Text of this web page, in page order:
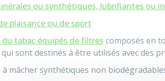
ou synthétiques, lubrifiantes ou
plaisance ou de sport
tabac équipés de filtres composés en
sont destinés à être utilisés avec des
à mâcher synthétiques non